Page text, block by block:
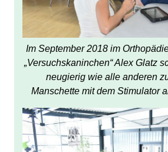
Im September 2018 im
„Versuchskaninchen“ Alex Glatz
neugierig wie alle anderen
Manschette mit dem Stimulator